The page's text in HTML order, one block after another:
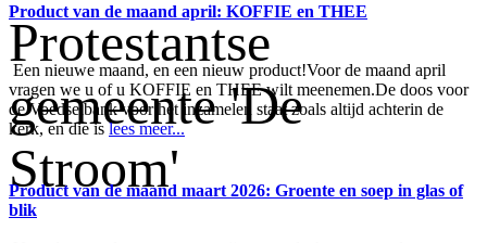
Protestantse
gemeente 'De
Stroom'
Product van de maand april: KOFFIE en THEE
Een nieuwe maand, en een nieuw product!Voor de maand april
vragen we u of u KOFFIE en THEE wilt meenemen.De doos voor
de Voedselbank voor het inzamelen staat zoals altijd achterin de
kerk, en die islees meer...
Product van de maand maart 2026: Groente en soep in glas of
blik